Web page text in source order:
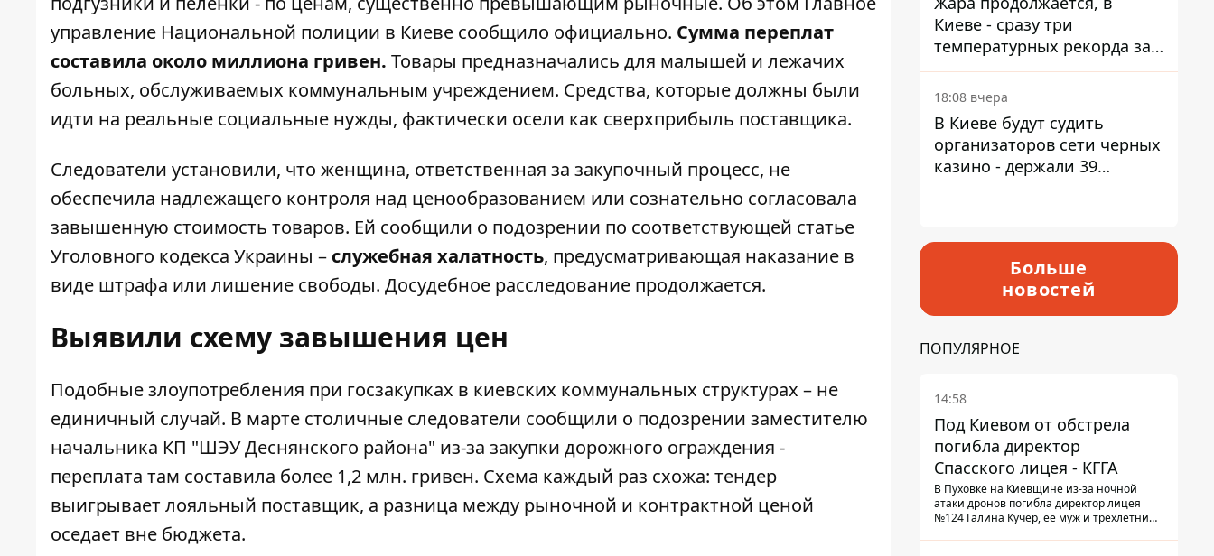
управление Национальной полиции в Киеве сообщило официально. Сумма переплат
составила около миллиона гривен. Товары предназначались для малышей и лежачих
больных, обслуживаемых коммунальным учреждением. Средства, которые должны были
идти на реальные социальные нужды, фактически осели как сверхприбыль поставщика.
Следователи установили, что женщина, ответственная за закупочный процесс, не
обеспечила надлежащего контроля над ценообразованием или сознательно согласовала
завышенную стоимость товаров. Ей сообщили о подозрении по соответствующей статье
Уголовного кодекса Украины – служебная халатность, предусматривающая наказание в
виде штрафа или лишение свободы. Досудебное расследование продолжается.
Выявили схему завышения цен
Подобные злоупотребления при госзакупках в киевских коммунальных структурах – не
единичный случай. В марте столичные следователи сообщили о подозрении заместителю
начальника КП "ШЭУ Деснянского района" из-за закупки дорожного ограждения -
переплата там составила более 1,2 млн. гривен. Схема каждый раз схожа: тендер
выигрывает лояльный поставщик, а разница между рыночной и контрактной ценой
оседает вне бюджета.
Киеве - сразу три
температурных рекорда за
день
18:08 вчера
В Киеве будут судить
организаторов сети черных
казино - держали 39
Больше
новостей
ПОПУЛЯРНОЕ
14:58
Под Киевом от обстрела
погибла директор
Спасского лицея - КГГА
В Пуховке на Киевщине из-за ночной
атаки дронов погибла директор лицея
№124 Галина Кучер, ее муж и трехлетний